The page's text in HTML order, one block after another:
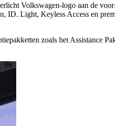
Volkswagen-logo aan de
ID. Light, Keyless Access en
zoals het Assistance